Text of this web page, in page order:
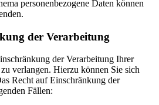
personenbezogene Daten können
der Verarbeitung
der Verarbeitung Ihrer
verlangen. Hierzu können Sie sich
Recht auf Einschränkung der
Fällen: